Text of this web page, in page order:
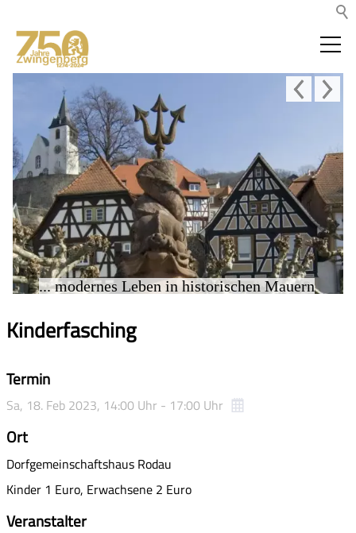
... modernes Leben in historischen Mauern
Kinderfasching
Termin
Sa, 18. Feb 2023, 14:00 Uhr - 17:00 Uhr
Ort
Dorfgemeinschaftshaus Rodau
Kinder 1 Euro, Erwachsene 2 Euro
Veranstalter